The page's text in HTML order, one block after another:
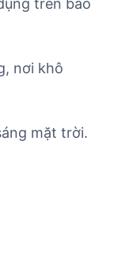
trên bao
nơi khô
mặt trời.